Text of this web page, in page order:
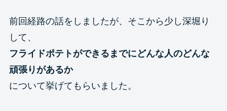
前回経路の話をしましたが、そこから少し深堀り
して、
フライドポテトができるまでにどんな人のどんな
頑張りがあるか
について挙げてもらいました。